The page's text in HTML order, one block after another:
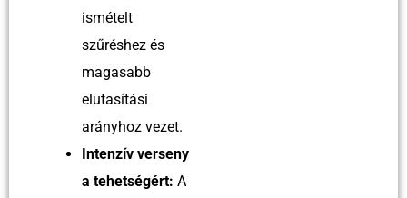
ismételt
szűréshez és
magasabb
elutasítási
arányhoz vezet.
Intenzív verseny
a tehetségért: A